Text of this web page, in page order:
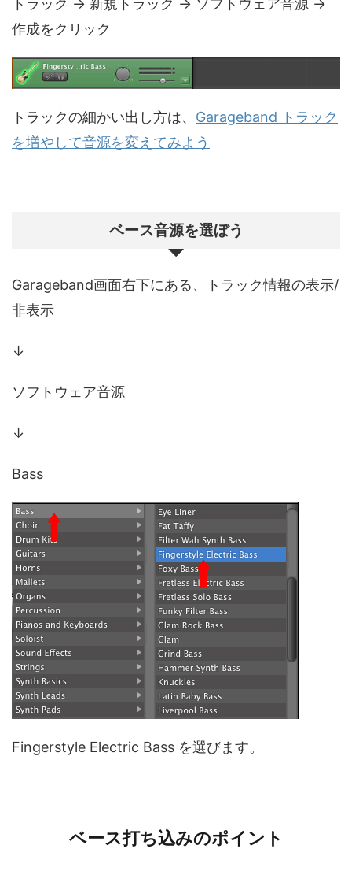
トラック → 新規トラック → ソフトウェア音源 →
作成をクリック
トラックの細かい出し方は、 Garageband トラック
を増やして音源を変えてみよう
ベース音源を選ぼう
Garageband画面右下にある、トラック情報の表示/
非表示
↓
ソフトウェア音源
↓
Bass
Fingerstyle Electric Bass を選びます。
ベース打ち込みのポイント